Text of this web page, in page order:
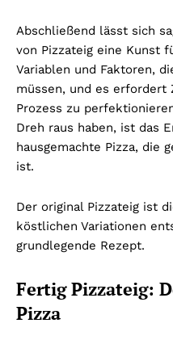
Abschließend lässt sich
von Pizzateig eine Kunst
Variablen und Faktoren,
müssen, und es erfordert
Prozess zu
Dreh raus haben, ist das
hausgemachte Pizza, die
ist.
Der original Pizzateig ist
köstlichen Variationen
grundlegende Rezept.
Fertig Pizzateig:
Pizza